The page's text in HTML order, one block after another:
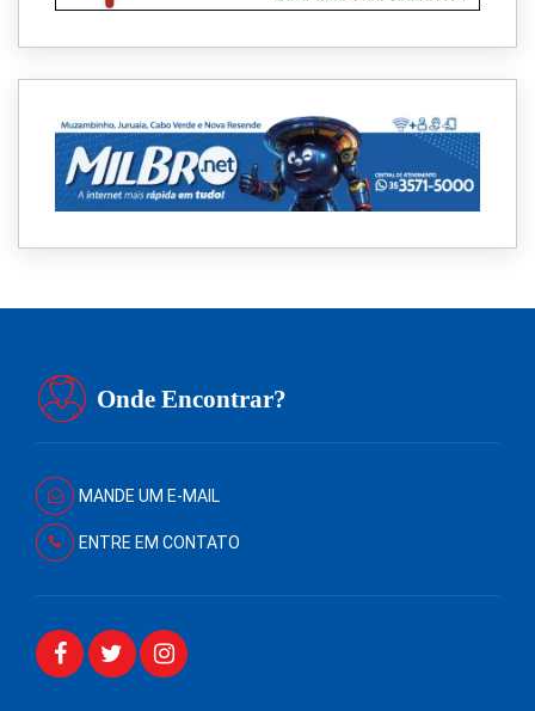
Onde Encontrar?
MANDE UM E-MAIL
ENTRE EM CONTATO